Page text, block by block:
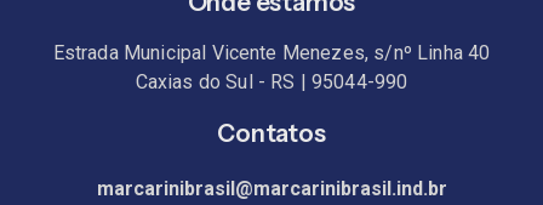
Estrada Municipal Vicente Menezes, s/nº Linha 40
Caxias do Sul - RS | 95044-990
Contatos
marcarinibrasil@marcarinibrasil.ind.br